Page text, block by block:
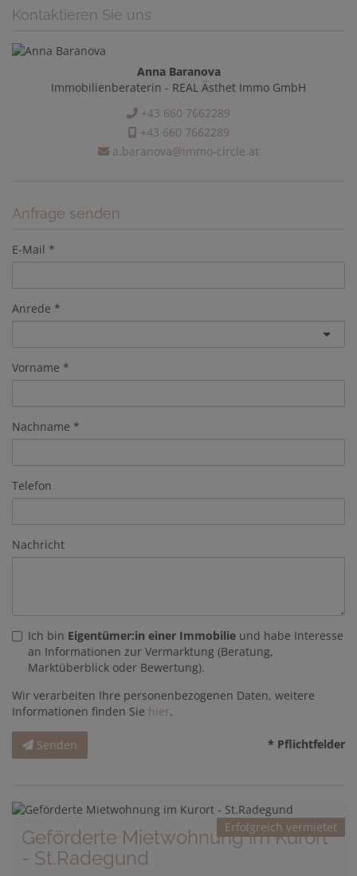
Kontaktieren Sie uns
Anna Baranova
Immobilienberaterin - REAL Ästhet Immo GmbH
+43 660 7662289
+43 660 7662289
a.baranova@immo-circle.at
Anfrage senden
E-Mail
Anrede
Vorname
Nachname
Telefon
Nachricht
Ich bin Eigentümer:in einer Immobilie und habe Interesse
an Informationen zur Vermarktung (Beratung,
Marktüberblick oder Bewertung).
Wir verarbeiten Ihre personenbezogenen Daten, weitere
Informationen finden Sie hier.
Senden * Pflichtfelder
Erfolgreich vermietet
Geförderte Mietwohnung im Kurort
- St.Radegund